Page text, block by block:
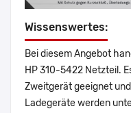
Wissenswertes:
Bei diesem Angebot
HP 310-5422 Netzteil.
Zweitgerät geeignet
Ladegeräte werden